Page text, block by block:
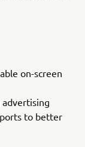
on-screen
advertising
to better